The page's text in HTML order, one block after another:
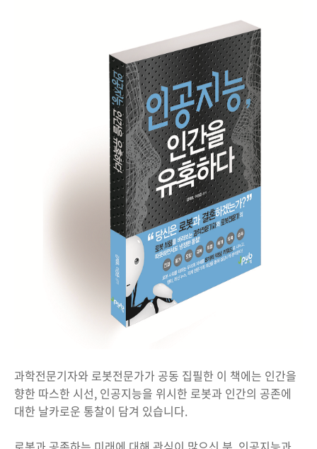
과학전문기자와 로봇전문가가 공동 집필한 이 책에는 인간을
향한 따스한 시선, 인공지능을 위시한 로봇과 인간의 공존에
대한 날카로운 통찰이 담겨 있습니다.